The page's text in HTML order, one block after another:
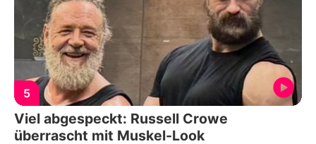
5
Viel abgespeckt: Russell Crowe
überrascht mit Muskel-Look